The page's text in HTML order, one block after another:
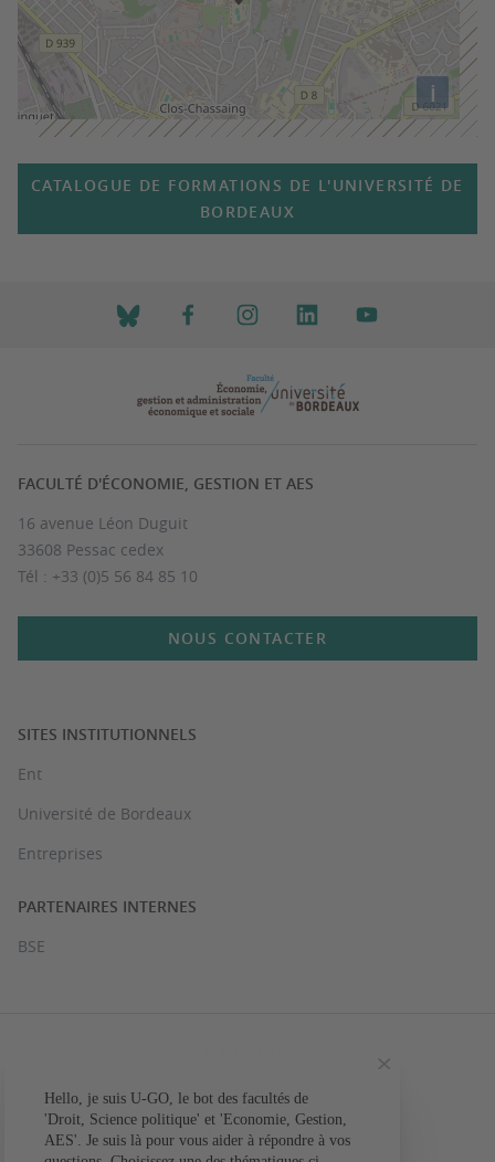
i
CATALOGUE DE FORMATIONS DE L'UNIVERSITÉ DE
BORDEAUX
FACULTÉ D'ÉCONOMIE, GESTION ET AES
16 avenue Léon Duguit
33608 Pessac cedex
Tél : +33 (0)5 56 84 85 10
NOUS CONTACTER
SITES INSTITUTIONNELS
Ent
Université de Bordeaux
Entreprises
PARTENAIRES INTERNES
BSE
MENTIONS LÉGALES
ACCESSIBILITÉ : NON CONFORME
Hello, je suis U-GO, le bot des facultés de
'Droit, Science politique' et 'Economie, Gestion,
AES'. Je suis là pour vous aider à répondre à vos